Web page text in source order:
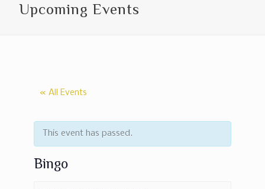
Upcoming Events
« All Events
This event has passed.
Bingo